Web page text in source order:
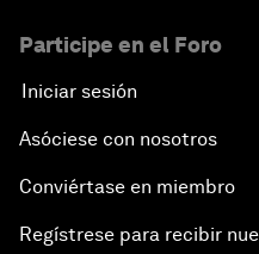
Participe en el Foro
Iniciar sesión
Asóciese con nosotros
Conviértase en miembro
Regístrese para recibir